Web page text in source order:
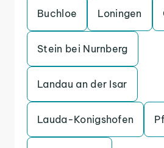
Buchloe Loningen
Stein bei Nurnberg
Landau an der Isar
Lauda-Konigshofen